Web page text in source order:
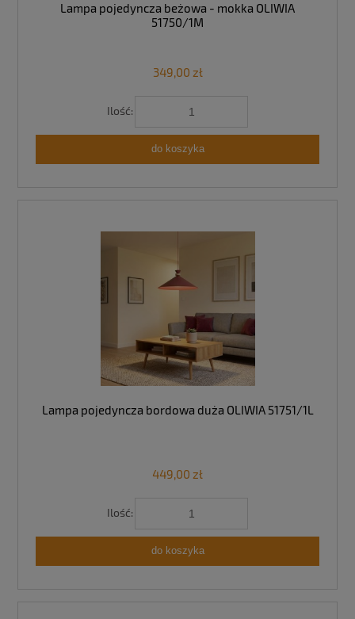
Lampa pojedyncza beżowa - mokka OLIWIA
51750/1M
349,00 zł
Ilość:
do koszyka
Lampa pojedyncza bordowa duża OLIWIA 51751/1L
449,00 zł
Ilość:
do koszyka